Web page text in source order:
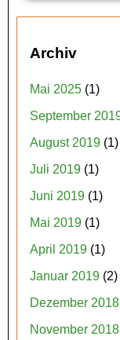
Archiv
Mai 2025 (1)
September
August 2019 (1)
Juli 2019 (1)
Juni 2019 (1)
Mai 2019 (1)
April 2019 (1)
Januar 2019 (2)
Dezember 2018
November 2018